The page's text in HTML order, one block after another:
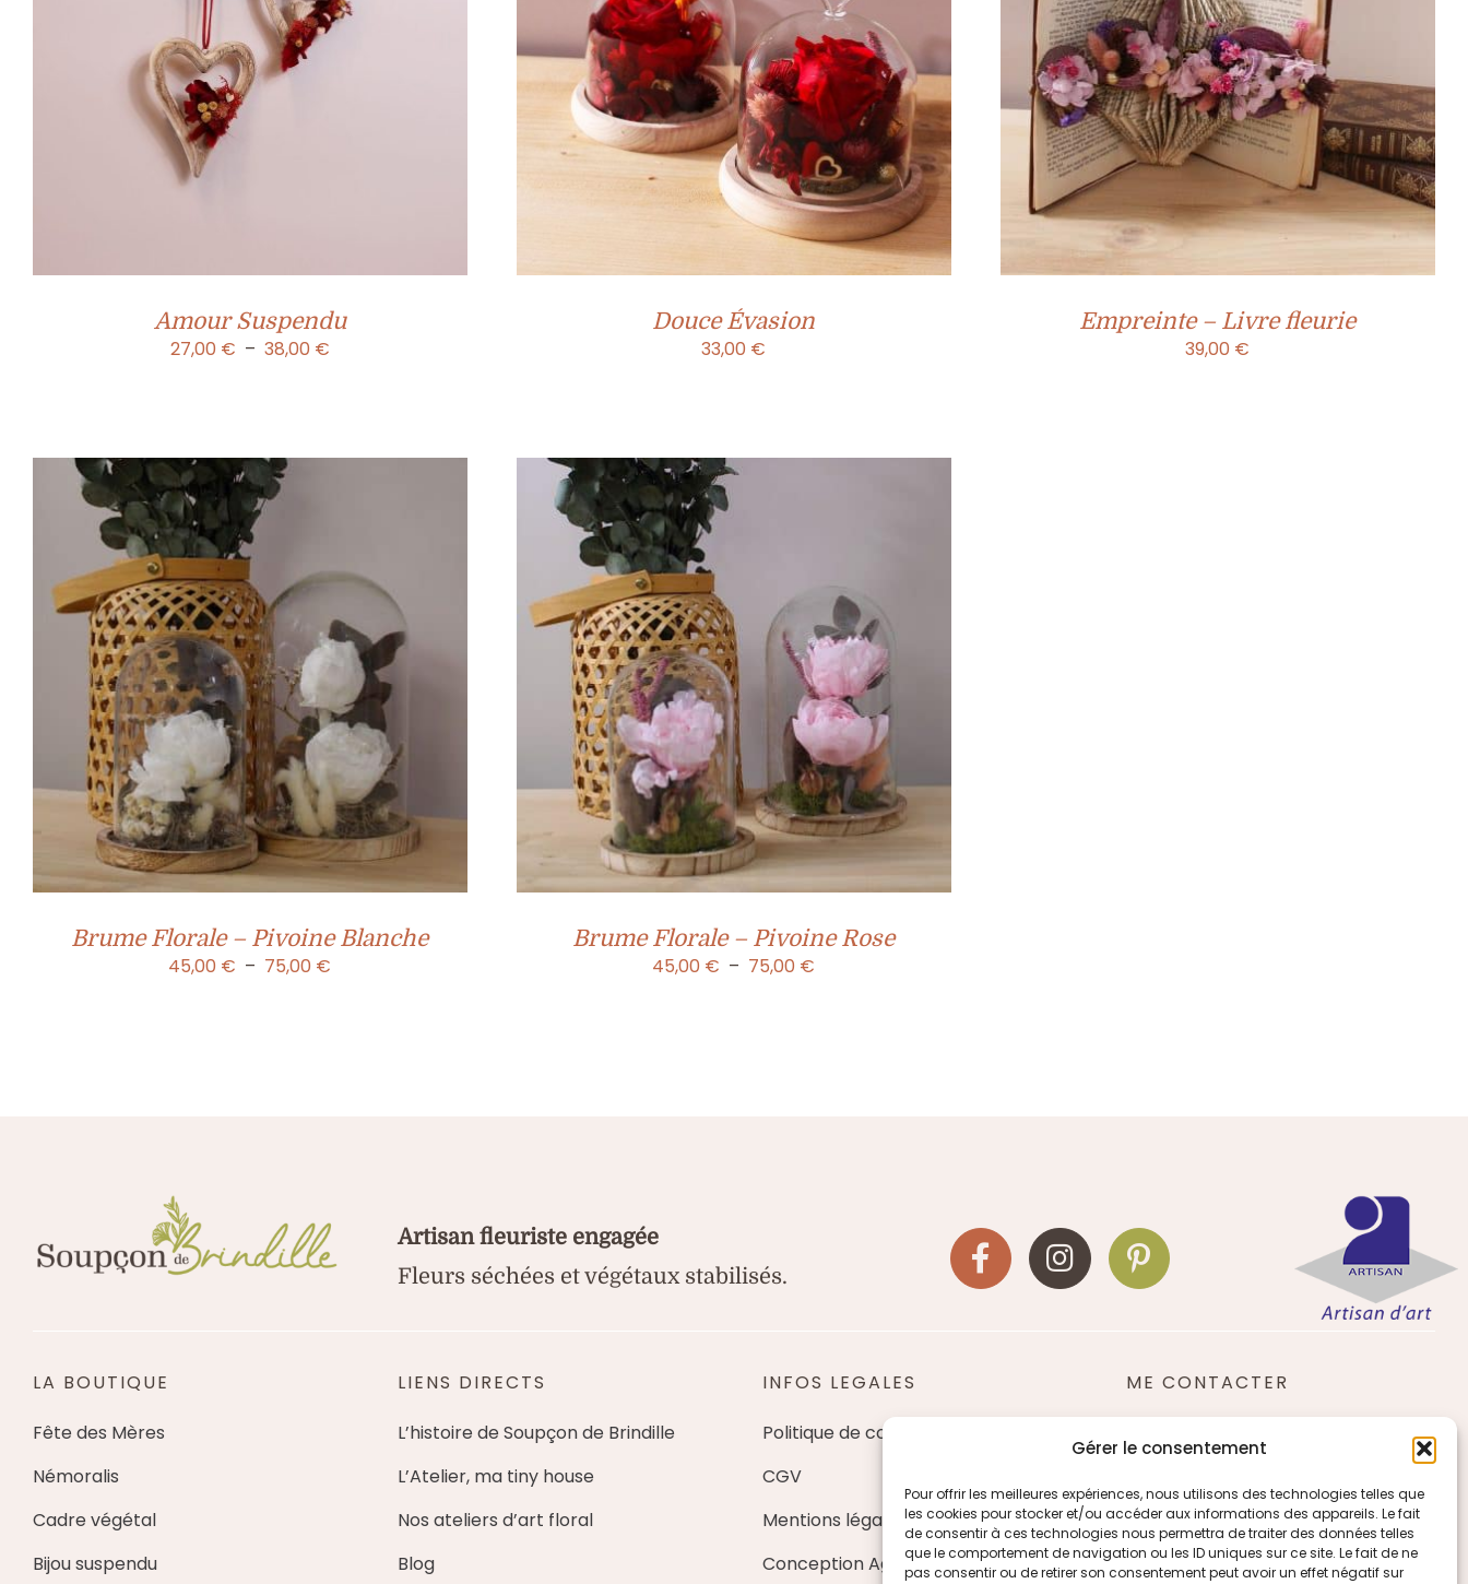
Gérer le consentement
Pour offrir les meilleures expériences, nous utilisons des technologies telles que
les cookies pour stocker et/ou accéder aux informations des appareils. Le fait
de consentir à ces technologies nous permettra de traiter des données telles
que le comportement de navigation ou les ID uniques sur ce site. Le fait de ne
pas consentir ou de retirer son consentement peut avoir un effet négatif sur
Amour Suspendu
27,00 € – 38,00 €Plage
Douce Évasion
33,00 €
Empreinte – Livre fleurie
39,00 €
Brume Florale – Pivoine Blanche
45,00 € – 75,00 €
Brume Florale – Pivoine Rose
45,00 € – 75,00 €
Artisan fleuriste engagée
Fleurs séchées et végétaux stabilisés.
LA BOUTIQUE
Fête des Mères
Némoralis
Cadre végétal
Bijou suspendu
LIENS DIRECTS
L’histoire de Soupçon de Brindille
L’Atelier, ma tiny house
Nos ateliers d’art floral
Blog
INFOS LEGALES
Politique de cookies
CGV
Mentions légales
Conception Agence MéY
ME CONTACTER
Tél. : 06 85 65 32 64